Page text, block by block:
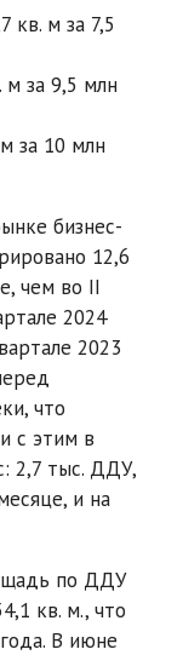
кв. м за 7,5
за 9,5 млн
за 10 млн
бизнес-
12,6
чем во II
2024
2023
что
с этим в
2,7 тыс. ДДУ,
и на
по ДДУ
кв. м., что
В июне